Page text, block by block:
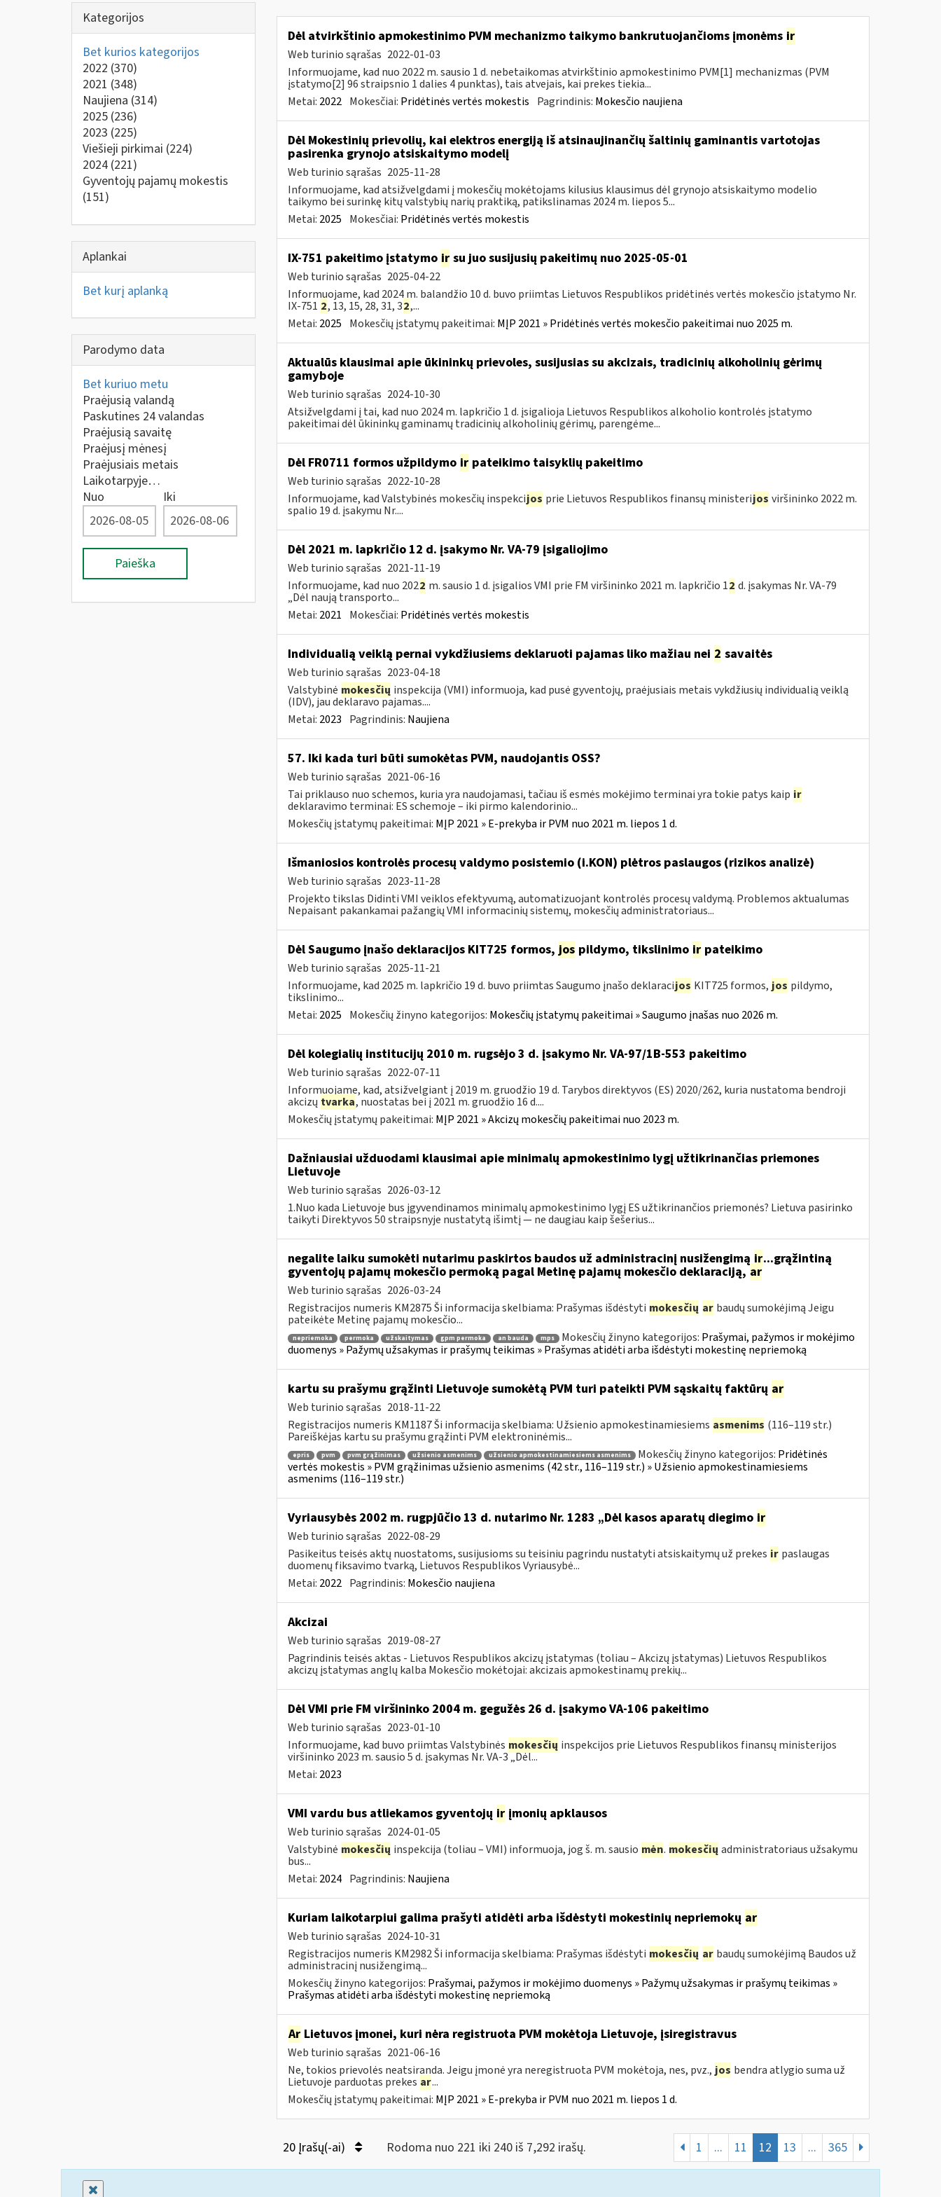
Kategorijos
Bet kurios kategorijos
2022 (370)
2021 (348)
Naujiena (314)
2025 (236)
2023 (225)
Viešieji pirkimai (224)
2024 (221)
Gyventojų pajamų mokestis
(151)
Aplankai
Bet kurį aplanką
Parodymo data
Bet kuriuo metu
Praėjusią valandą
Paskutines 24 valandas
Praėjusią savaitę
Praėjusį mėnesį
Praėjusiais metais
Laikotarpyje…
Nuo
Iki
Paieška
Dėl atvirkštinio apmokestinimo PVM mechanizmo taikymo bankrutuojančioms įmonėms ir
Web turinio sąrašas 2022-01-03
Informuojame, kad nuo 2022 m. sausio 1 d. nebetaikomas atvirkštinio apmokestinimo PVM[1] mechanizmas (PVM
įstatymo[2] 96 straipsnio 1 dalies 4 punktas), tais atvejais, kai prekes tiekia...
Metai: 2022 Mokesčiai: Pridėtinės vertės mokestis Pagrindinis: Mokesčio naujiena
Dėl Mokestinių prievolių, kai elektros energiją iš atsinaujinančių šaltinių gaminantis vartotojas
pasirenka grynojo atsiskaitymo modelį
Web turinio sąrašas 2025-11-28
Informuojame, kad atsižvelgdami į mokesčių mokėtojams kilusius klausimus dėl grynojo atsiskaitymo modelio
taikymo bei surinkę kitų valstybių narių praktiką, patikslinamas 2024 m. liepos 5...
Metai: 2025 Mokesčiai: Pridėtinės vertės mokestis
IX-751 pakeitimo įstatymo irsu juo susijusių pakeitimų nuo 2025-05-01
Web turinio sąrašas 2025-04-22
Informuojame, kad 2024 m. balandžio 10 d. buvo priimtas Lietuvos Respublikos pridėtinės vertės mokesčio įstatymo Nr.
IX-751 2, 13, 15, 28, 31, 32,...
Metai: 2025 Mokesčių įstatymų pakeitimai: MĮP 2021 » Pridėtinės vertės mokesčio pakeitimai nuo 2025 m.
Aktualūs klausimai apie ūkininkų prievoles, susijusias su akcizais, tradicinių alkoholinių gėrimų
gamyboje
Web turinio sąrašas 2024-10-30
Atsižvelgdami į tai, kad nuo 2024 m. lapkričio 1 d. įsigalioja Lietuvos Respublikos alkoholio kontrolės įstatymo
pakeitimai dėl ūkininkų gaminamų tradicinių alkoholinių gėrimų, parengėme...
Dėl FR0711 formos užpildymo irpateikimo taisyklių pakeitimo
Web turinio sąrašas 2022-10-28
Informuojame, kad Valstybinės mokesčių inspekcijos prie Lietuvos Respublikos finansų ministerijos viršininko 2022 m.
spalio 19 d. įsakymu Nr....
Dėl 2021 m. lapkričio 12 d. įsakymo Nr. VA-79 įsigaliojimo
Web turinio sąrašas 2021-11-19
Informuojame, kad nuo 2022 m. sausio 1 d. įsigalios VMI prie FM viršininko 2021 m. lapkričio 12 d. įsakymas Nr. VA-79
„Dėl naują transporto...
Metai: 2021 Mokesčiai: Pridėtinės vertės mokestis
Individualią veiklą pernai vykdžiusiems deklaruoti pajamas liko mažiau nei 2 savaitės
Web turinio sąrašas 2023-04-18
Valstybinė mokesčių inspekcija (VMI) informuoja, kad pusė gyventojų, praėjusiais metais vykdžiusių individualią veiklą
(IDV), jau deklaravo pajamas....
Metai: 2023 Pagrindinis: Naujiena
57. Iki kada turi būti sumokėtas PVM, naudojantis OSS?
Web turinio sąrašas 2021-06-16
Tai priklauso nuo schemos, kuria yra naudojamasi, tačiau iš esmės mokėjimo terminai yra tokie patys kaip ir
deklaravimo terminai: ES schemoje – iki pirmo kalendorinio...
Mokesčių įstatymų pakeitimai: MĮP 2021 » E-prekyba ir PVM nuo 2021 m. liepos 1 d.
Išmaniosios kontrolės procesų valdymo posistemio (i.KON) plėtros paslaugos (rizikos analizė)
Web turinio sąrašas 2023-11-28
Projekto tikslas Didinti VMI veiklos efektyvumą, automatizuojant kontrolės procesų valdymą. Problemos aktualumas
Nepaisant pakankamai pažangių VMI informacinių sistemų, mokesčių administratoriaus...
Dėl Saugumo įnašo deklaracijos KIT725 formos, jos pildymo, tikslinimo irpateikimo
Web turinio sąrašas 2025-11-21
Informuojame, kad 2025 m. lapkričio 19 d. buvo priimtas Saugumo įnašo deklaracijos KIT725 formos, jos pildymo,
tikslinimo...
Metai: 2025 Mokesčių žinyno kategorijos: Mokesčių įstatymų pakeitimai » Saugumo įnašas nuo 2026 m.
Dėl kolegialių institucijų 2010 m. rugsėjo 3 d. įsakymo Nr. VA-97/1B-553 pakeitimo
Web turinio sąrašas 2022-07-11
Informuojame, kad, atsižvelgiant į 2019 m. gruodžio 19 d. Tarybos direktyvos (ES) 2020/262, kuria nustatoma bendroji
akcizų tvarka, nuostatas bei į 2021 m. gruodžio 16 d....
Mokesčių įstatymų pakeitimai: MĮP 2021 » Akcizų mokesčių pakeitimai nuo 2023 m.
Dažniausiai užduodami klausimai apie minimalų apmokestinimo lygį užtikrinančias priemones
Lietuvoje
Web turinio sąrašas 2026-03-12
1.Nuo kada Lietuvoje bus įgyvendinamos minimalų apmokestinimo lygį ES užtikrinančios priemonės? Lietuva pasirinko
taikyti Direktyvos 50 straipsnyje nustatytą išimtį — ne daugiau kaip šešerius...
negalite laiku sumokėti nutarimu paskirtos baudos už administracinį nusižengimąir...grąžintiną
gyventojų pajamų mokesčio permoką pagal Metinę pajamų mokesčio deklaraciją, ar
Web turinio sąrašas 2026-03-24
Registracijos numeris KM2875 Ši informacija skelbiama: Prašymas išdėstyti mokesčių ar baudų sumokėjimą Jeigu
pateikėte Metinę pajamų mokesčio...
nepriemoka permoka užskaitymas gpm permoka an bauda mps Mokesčių žinyno kategorijos: Prašymai, pažymos ir mokėjimo
duomenys » Pažymų užsakymas ir prašymų teikimas » Prašymas atidėti arba išdėstyti mokestinę nepriemoką
kartu su prašymu grąžinti Lietuvoje sumokėtą PVM turi pateikti PVM sąskaitų faktūrų ar
Web turinio sąrašas 2018-11-22
Registracijos numeris KM1187 Ši informacija skelbiama: Užsienio apmokestinamiesiems asmenims (116–119 str.)
Pareiškėjas kartu su prašymu grąžinti PVM elektroninėmis...
epris pvm pvm grąžinimas užsienio asmenims užsienio apmokestinamiesiems asmenims Mokesčių žinyno kategorijos: Pridėtinės
vertės mokestis » PVM grąžinimas užsienio asmenims (42 str., 116–119 str.) » Užsienio apmokestinamiesiems
asmenims (116–119 str.)
Vyriausybės 2002 m. rugpjūčio 13 d. nutarimo Nr. 1283 „Dėl kasos aparatų diegimo ir
Web turinio sąrašas 2022-08-29
Pasikeitus teisės aktų nuostatoms, susijusioms su teisiniu pagrindu nustatyti atsiskaitymų už prekes ir paslaugas
duomenų fiksavimo tvarką, Lietuvos Respublikos Vyriausybė...
Metai: 2022 Pagrindinis: Mokesčio naujiena
Akcizai
Web turinio sąrašas 2019-08-27
Pagrindinis teisės aktas - Lietuvos Respublikos akcizų įstatymas (toliau – Akcizų įstatymas) Lietuvos Respublikos
akcizų įstatymas anglų kalba Mokesčio mokėtojai: akcizais apmokestinamų prekių...
Dėl VMI prie FM viršininko 2004 m. gegužės 26 d. įsakymo VA-106 pakeitimo
Web turinio sąrašas 2023-01-10
Informuojame, kad buvo priimtas Valstybinės mokesčių inspekcijos prie Lietuvos Respublikos finansų ministerijos
viršininko 2023 m. sausio 5 d. įsakymas Nr. VA-3 „Dėl...
Metai: 2023
VMI vardu bus atliekamos gyventojų irįmonių apklausos
Web turinio sąrašas 2024-01-05
Valstybinė mokesčių inspekcija (toliau – VMI) informuoja, jog š. m. sausio mėn. mokesčių administratoriaus užsakymu
bus...
Metai: 2024 Pagrindinis: Naujiena
Kuriam laikotarpiui galima prašyti atidėti arba išdėstyti mokestinių nepriemokų ar
Web turinio sąrašas 2024-10-31
Registracijos numeris KM2982 Ši informacija skelbiama: Prašymas išdėstyti mokesčių ar baudų sumokėjimą Baudos už
administracinį nusižengimą...
Mokesčių žinyno kategorijos: Prašymai, pažymos ir mokėjimo duomenys » Pažymų užsakymas ir prašymų teikimas »
Prašymas atidėti arba išdėstyti mokestinę nepriemoką
ArLietuvos įmonei, kuri nėra registruota PVM mokėtoja Lietuvoje, įsiregistravus
Web turinio sąrašas 2021-06-16
Ne, tokios prievolės neatsiranda. Jeigu įmonė yra neregistruota PVM mokėtoja, nes, pvz., jos bendra atlygio suma už
Lietuvoje parduotas prekes ar...
Mokesčių įstatymų pakeitimai: MĮP 2021 » E-prekyba ir PVM nuo 2021 m. liepos 1 d.
20 Įrašų(-ai) Rodoma nuo 221 iki 240 iš 7,292 irašų. 1 ... 11 12 13 ... 365